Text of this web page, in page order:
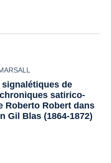
de
satirico-
Roberto Robert dans
Gil Blas (1864-1872)